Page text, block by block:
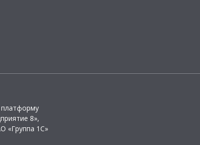
платформу
8»,
«Группа 1С»